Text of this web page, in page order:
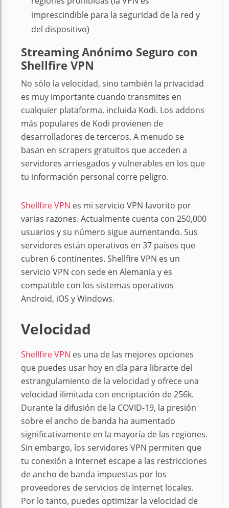
imprescindible para la seguridad de la red y
del dispositivo)
Streaming Anónimo Seguro con
Shellfire VPN
No sólo la velocidad, sino también la privacidad
es muy importante cuando transmites en
cualquier plataforma, incluida Kodi. Los addons
más populares de Kodi provienen de
desarrolladores de terceros. A menudo se
basan en scrapers gratuitos que acceden a
servidores arriesgados y vulnerables en los que
tu información personal corre peligro.
Shellfire VPN es mi servicio VPN favorito por
varias razones. Actualmente cuenta con 250,000
usuarios y su número sigue aumentando. Sus
servidores están operativos en 37 países que
cubren 6 continentes. Shellfire VPN es un
servicio VPN con sede en Alemania y es
compatible con los sistemas operativos
Android, iOS y Windows.
Velocidad
Shellfire VPN es una de las mejores opciones
que puedes usar hoy en día para librarte del
estrangulamiento de la velocidad y ofrece una
velocidad ilimitada con encriptación de 256k.
Durante la difusión de la COVID-19, la presión
sobre el ancho de banda ha aumentado
significativamente en la mayoría de las regiones.
Sin embargo, los servidores VPN permiten que
tu conexión a Internet escape a las restricciones
de ancho de banda impuestas por los
proveedores de servicios de Internet locales.
Por lo tanto, puedes optimizar la velocidad de